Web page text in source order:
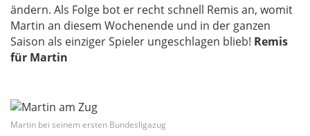
ändern. Als Folge bot er recht schnell Remis an, womit
Martin an diesem Wochenende und in der ganzen
Saison als einziger Spieler ungeschlagen blieb! Remis
für Martin
Martin bei seinem ersten Bundesligazug